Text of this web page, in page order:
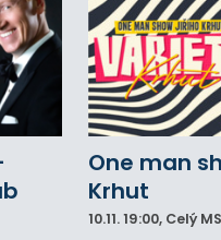
One man
Krhut
10.11. 19:00, Celý